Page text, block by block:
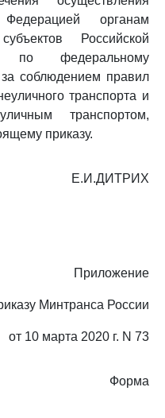
органам
Российской
по федеральному
за соблюдением правил
транспорта и
транспортом,
приказу.
Е.И.ДИТРИХ
Приложение
Минтранса России
от 10 марта 2020 г. N 73
Форма